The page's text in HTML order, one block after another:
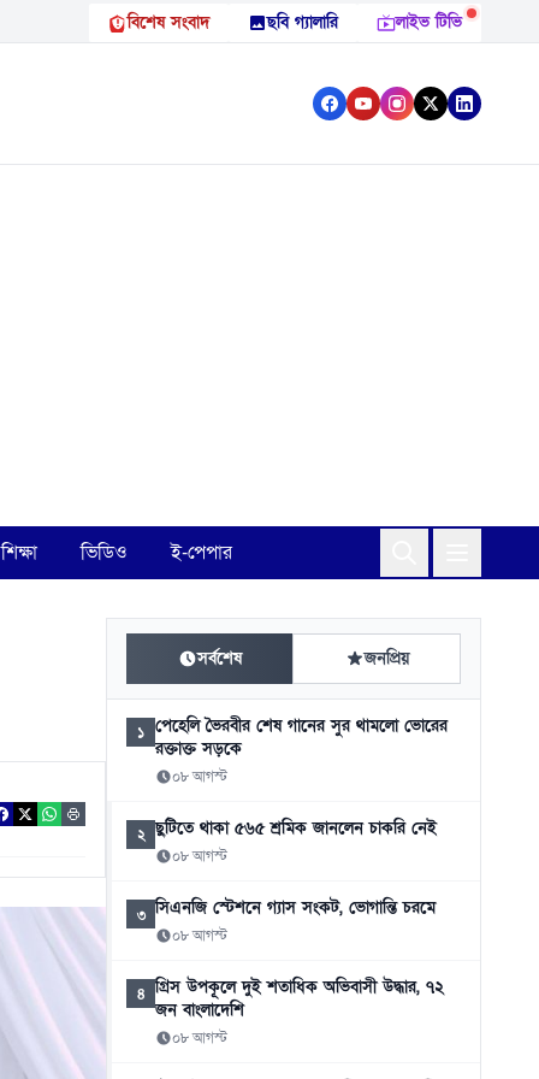
বিশেষ সংবাদ ছবি গ্যালারি লাইভ টিভি
শিক্ষা ভিডিও ই-পেপার
সর্বশেষ জনপ্রিয়
১ পেহেলি ভৈরবীর শেষ গানের সুর থামলো ভোরের
রক্তাক্ত সড়কে
০৮ আগস্ট
২ ছুটিতে থাকা ৫৬৫ শ্রমিক জানলেন চাকরি নেই
০৮ আগস্ট
৩ সিএনজি স্টেশনে গ্যাস সংকট, ভোগান্তি চরমে
০৮ আগস্ট
৪ গ্রিস উপকূলে দুই শতাধিক অভিবাসী উদ্ধার, ৭২
জন বাংলাদেশি
০৮ আগস্ট